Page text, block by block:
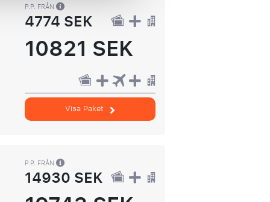
P.P. FRÅN
4774 SEK
10821 SEK
Visa Paket
P.P. FRÅN
14930 SEK